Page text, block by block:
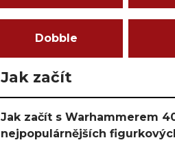
Dobble
Jak začít
Jak začít s Warhammerem
nejpopulárnějších